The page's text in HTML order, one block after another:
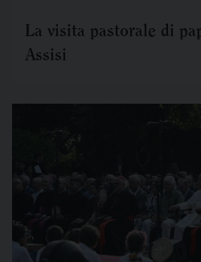
La visita pastorale di
Assisi